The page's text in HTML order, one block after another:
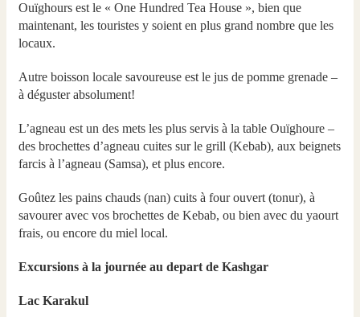
Ouïghours est le « One Hundred Tea House », bien que
maintenant, les touristes y soient en plus grand nombre que les
locaux.
Autre boisson locale savoureuse est le jus de pomme grenade –
à déguster absolument!
L’agneau est un des mets les plus servis à la table Ouïghoure –
des brochettes d’agneau cuites sur le grill (Kebab), aux beignets
farcis à l’agneau (Samsa), et plus encore.
Goûtez les pains chauds (nan) cuits à four ouvert (tonur), à
savourer avec vos brochettes de Kebab, ou bien avec du yaourt
frais, ou encore du miel local.
Excursions à la journée au depart de Kashgar
Lac Karakul